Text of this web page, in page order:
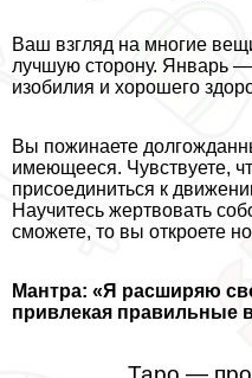
Ваш взгляд на многие
лучшую сторону. Январь
изобилия и хорошего
Вы пожинаете
имеющееся. Чувствуете,
присоединиться к
Научитесь жертвовать
сможете, то вы откроете
Мантра: «Я расширяю
привлекая правильные